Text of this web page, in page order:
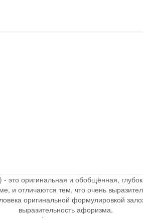
это оригинальная и обобщённая,
и отличаются тем, что очень
оригинальной формулировкой
выразительность афоризма.